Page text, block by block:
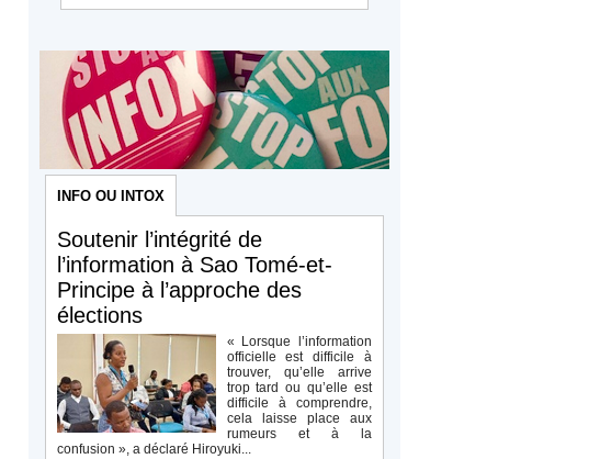
INFO OU INTOX
Soutenir l’intégrité de
l’information à Sao Tomé-et-
Principe à l’approche des
élections
« Lorsque l’information
officielle est difficile à
trouver, qu’elle arrive
trop tard ou qu’elle est
difficile à comprendre,
cela laisse place aux
rumeurs et à la
confusion », a déclaré Hiroyuki...